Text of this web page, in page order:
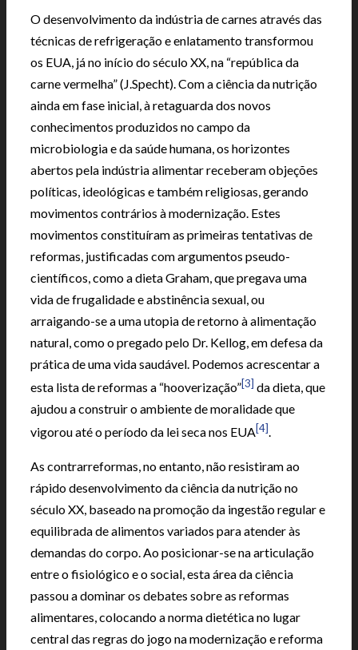
O desenvolvimento da indústria de carnes através das
técnicas de refrigeração e enlatamento transformou
os EUA, já no início do século XX, na “república da
carne vermelha” (J.Specht). Com a ciência da nutrição
ainda em fase inicial, à retaguarda dos novos
conhecimentos produzidos no campo da
microbiologia e da saúde humana, os horizontes
abertos pela indústria alimentar receberam objeções
políticas, ideológicas e também religiosas, gerando
movimentos contrários à modernização. Estes
movimentos constituíram as primeiras tentativas de
reformas, justificadas com argumentos pseudo-
científicos, como a dieta Graham, que pregava uma
vida de frugalidade e abstinência sexual, ou
arraigando-se a uma utopia de retorno à alimentação
natural, como o pregado pelo Dr. Kellog, em defesa da
prática de uma vida saudável. Podemos acrescentar a
esta lista de reformas a “hooverização”[3] da dieta, que
ajudou a construir o ambiente de moralidade que
vigorou até o período da lei seca nos EUA[4].
As contrarreformas, no entanto, não resistiram ao
rápido desenvolvimento da ciência da nutrição no
século XX, baseado na promoção da ingestão regular e
equilibrada de alimentos variados para atender às
demandas do corpo. Ao posicionar-se na articulação
entre o fisiológico e o social, esta área da ciência
passou a dominar os debates sobre as reformas
alimentares, colocando a norma dietética no lugar
central das regras do jogo na modernização e reforma